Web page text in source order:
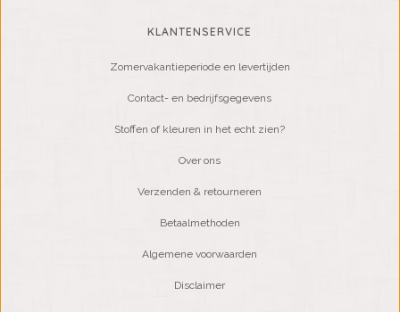
KLANTENSERVICE
Zomervakantieperiode en levertijden
Contact- en bedrijfsgegevens
Stoffen of kleuren in het echt zien?
Over ons
Verzenden & retourneren
Betaalmethoden
Algemene voorwaarden
Disclaimer